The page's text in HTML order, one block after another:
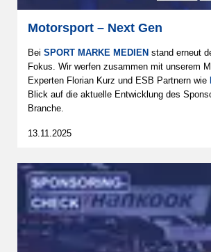
Motorsport – Next Gen
Bei SPORT MARKE MEDIEN stand erneut
Fokus. Wir werfen zusammen mit unserem
Experten Florian Kurz und ESB Partnern wie
Blick auf die aktuelle Entwicklung des
Branche.
13.11.2025